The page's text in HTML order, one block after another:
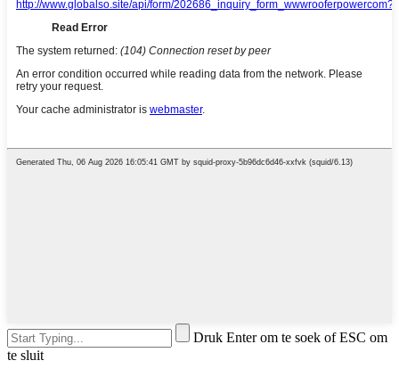
Druk Enter om te soek of ESC om
te sluit